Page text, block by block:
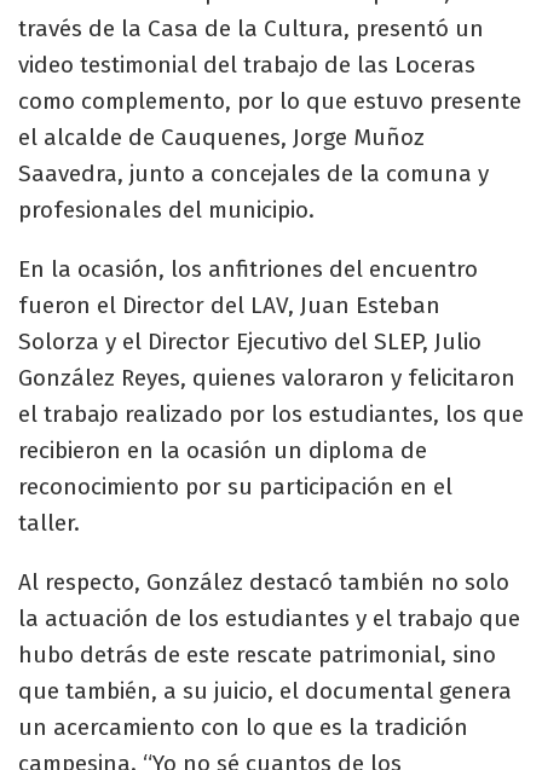
través de la Casa de la Cultura, presentó un
video testimonial del trabajo de las Loceras
como complemento, por lo que estuvo presente
el alcalde de Cauquenes, Jorge Muñoz
Saavedra, junto a concejales de la comuna y
profesionales del municipio.
En la ocasión, los anfitriones del encuentro
fueron el Director del LAV, Juan Esteban
Solorza y el Director Ejecutivo del SLEP, Julio
González Reyes, quienes valoraron y felicitaron
el trabajo realizado por los estudiantes, los que
recibieron en la ocasión un diploma de
reconocimiento por su participación en el
taller.
Al respecto, González destacó también no solo
la actuación de los estudiantes y el trabajo que
hubo detrás de este rescate patrimonial, sino
que también, a su juicio, el documental genera
un acercamiento con lo que es la tradición
campesina. “Yo no sé cuantos de los